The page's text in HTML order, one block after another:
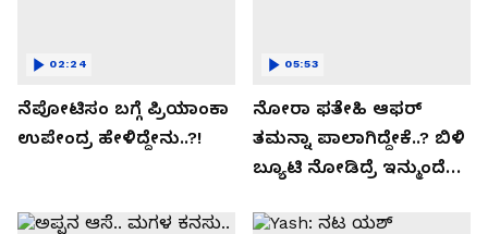
ನೆಪೋಟಿಸಂ ಬಗ್ಗೆ ಪ್ರಿಯಾಂಕಾ
ಉಪೇಂದ್ರ ಹೇಳಿದ್ದೇನು..?!
02:24
ನೋರಾ ಫತೇಹಿ ಆಫರ್​
ತಮನ್ನಾ ಪಾಲಾಗಿದ್ದೇಕೆ..? ಬಿಳಿ
ಬ್ಯೂಟಿ ನೋಡಿದ್ರೆ ಇನ್ಮುಂದೆ
05:53